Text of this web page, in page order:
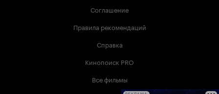
Соглашение
Правила рекомендаций
Справка
Кинопоиск PRO
Все фильмы